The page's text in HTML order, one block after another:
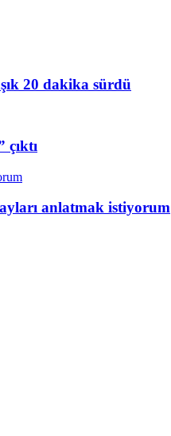
20 dakika sürdü
anlatmak istiyorum